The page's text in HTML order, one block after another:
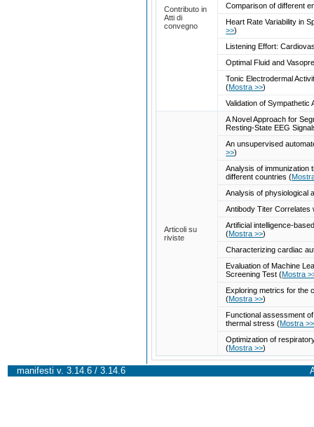
Contributo in
Atti di
convegno
Comparison of different
Heart Rate Variability in
>>)
Listening Effort:
Optimal Fluid and
Tonic Electrodermal
(Mostra >>)
Validation of
Articoli su
riviste
A Novel Approach for
Resting-State EEG
An unsupervised
>>)
Analysis of immunization
different countries(
Analysis of physiological
Antibody Titer
Artificial intelligence-
(Mostra >>)
Characterizing cardiac
Evaluation of Machine
Screening Test(Mostra
Exploring metrics for the
(Mostra >>)
Functional assessment
thermal stress(Mostra >>
Optimization of
(Mostra >>)
manifesti v. 3.14.6 / 3.14.6